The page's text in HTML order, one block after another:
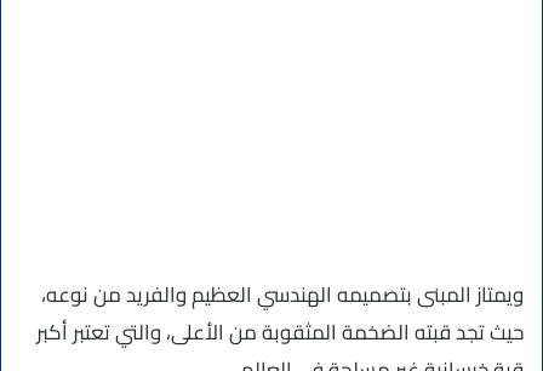
ويمتاز المبنى بتصميمه الهندسي العظيم والفريد من نوعه،
حيث تجد قبته الضخمة المثقوبة من الأعلى، والتي تعتبر أكبر